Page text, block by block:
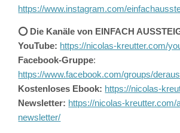
https://www.instagram.com/
⭕️ Die Kanäle von EINFACH
YouTube: https://nicolas-kreutter.com/
Facebook-Gruppe:
https://www.facebook.com/groups/
Kostenloses Ebook: https://nicolas-
Newsletter: https://nicolas-kreutter.com/
newsletter/